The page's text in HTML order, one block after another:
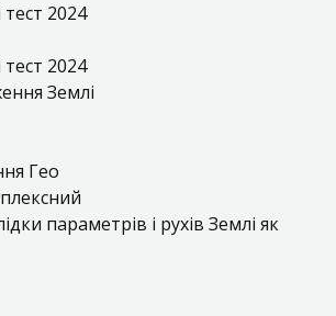
2024
2024
Землі
Гео
параметрів і рухів Землі як